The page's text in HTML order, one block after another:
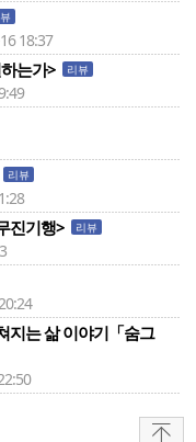
18:37
는가> 리뷰
리뷰
진기행> 리뷰
지는 삶 이야기「숨그